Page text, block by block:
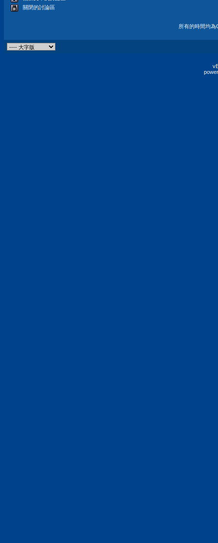
關閉的討論區
所有的時間均為